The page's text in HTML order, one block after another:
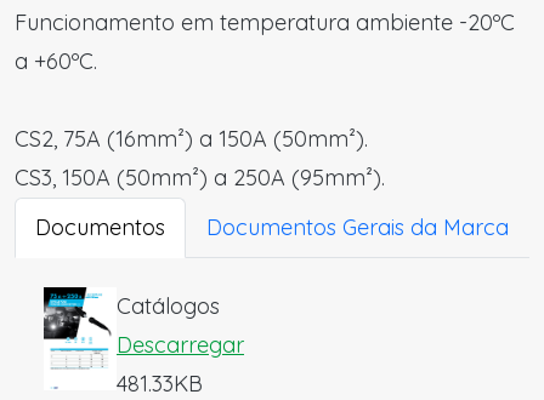
Funcionamento em temperatura ambiente -20ºC
a +60ºC.
CS2, 75A (16mm²) a 150A (50mm²).
CS3, 150A (50mm²) a 250A (95mm²).
Documentos
Documentos Gerais da Marca
Catálogos
Descarregar
481.33KB